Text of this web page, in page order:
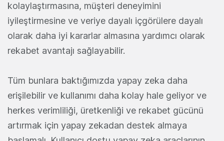
kolaylaştırmasına, müşteri deneyimini
iyileştirmesine ve veriye dayalı içgörülere dayalı
olarak daha iyi kararlar almasına yardımcı olarak
rekabet avantajı sağlayabilir.
Tüm bunlara baktığımızda yapay zeka daha
erişilebilir ve kullanımı daha kolay hale geliyor ve
herkes verimliliği, üretkenliği ve rekabet gücünü
artırmak için yapay zekadan destek almaya